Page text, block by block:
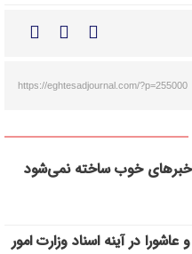
https://eghtesadjournal.com/?p=255000
خوب ساخته نمی‌شود
در آینه اسناد وزارت امور